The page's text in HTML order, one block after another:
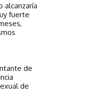
alcanzaría
fuerte
de
de